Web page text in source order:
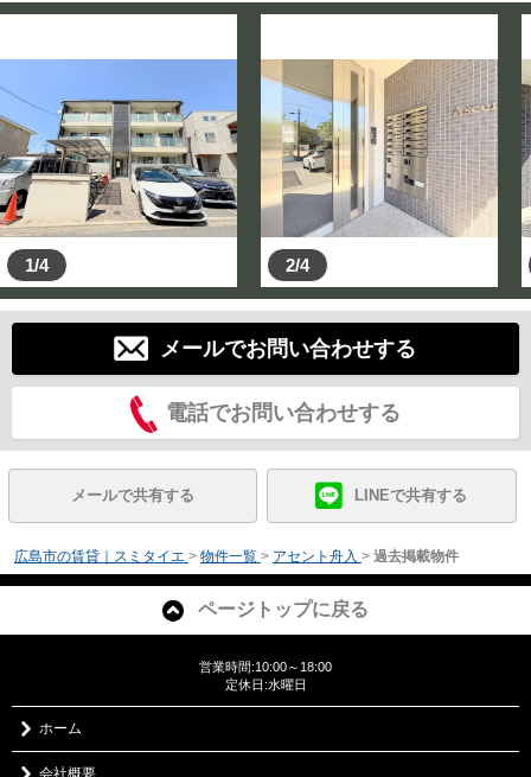
1/4 2/4
メールでお問い合わせする
電話でお問い合わせする
メールで共有する LINEで共有する
広島市の賃貸｜スミタイエ > 物件一覧 > アセント舟入 > 過去掲載物件
ページトップに戻る
営業時間:10:00～18:00
定休日:水曜日
ホーム
会社概要